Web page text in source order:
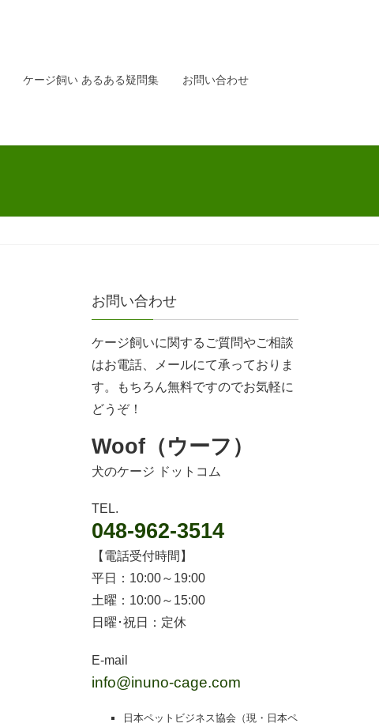
ケージ飼い あるある疑問集 お問い合わせ
お問い合わせ
ケージ飼いに関するご質問やご相談
はお電話、メールにて承っておりま
す。もちろん無料ですのでお気軽に
どうぞ！
Woof（ウーフ）
犬のケージ ドットコム
TEL.
048-962-3514
【電話受付時間】
平日：10:00～19:00
土曜：10:00～15:00
日曜･祝日：定休
E-mail
info@inuno-cage.com
日本ペットビジネス協会（現・日本ペ